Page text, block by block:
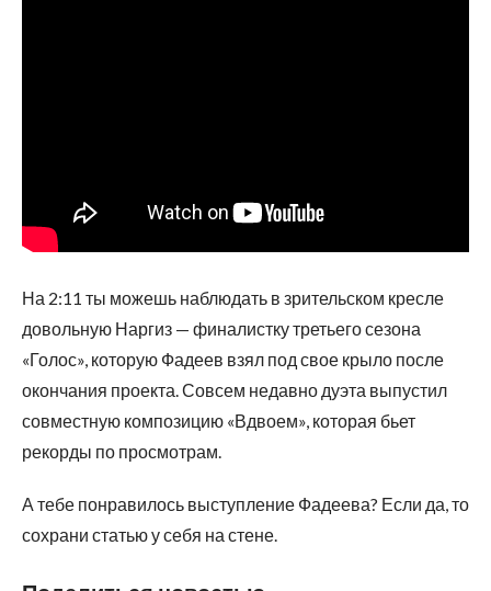
На 2:11 ты можешь наблюдать в зрительском кресле
довольную Наргиз — финалистку третьего сезона
«Голос», которую Фадеев взял под свое крыло после
окончания проекта. Совсем недавно дуэта выпустил
совместную композицию «Вдвоем», которая бьет
рекорды по просмотрам.
А тебе понравилось выступление Фадеева? Если да, то
сохрани статью у себя на стене.